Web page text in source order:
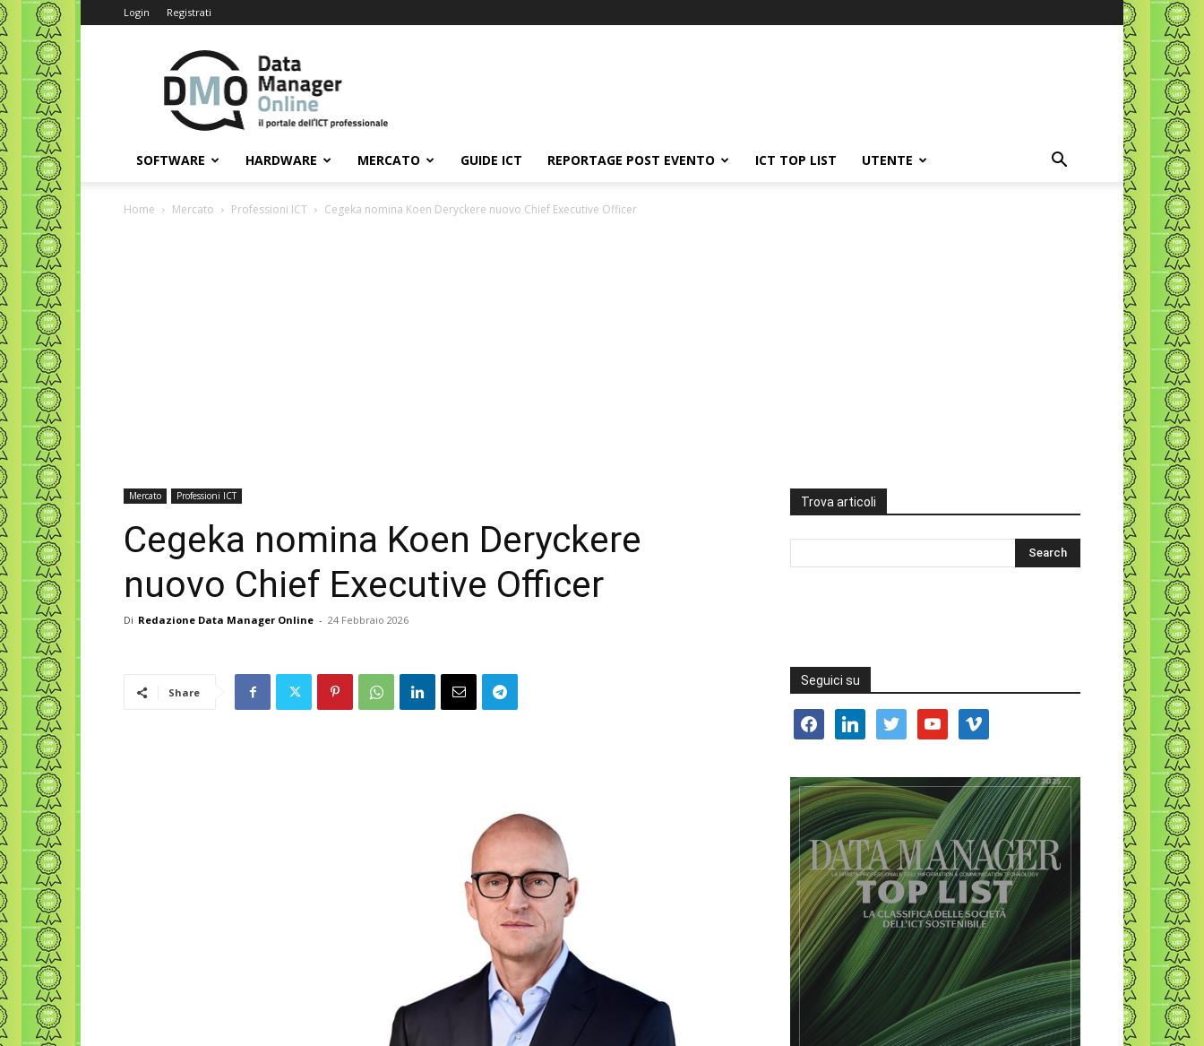
Login Registrati
Data
Manager
Online
SOFTWARE HARDWARE MERCATO GUIDE ICT REPORTAGE POST EVENTO ICT TOP LIST UTENTE
Home Mercato Professioni ICT Cegeka nomina Koen Deryckere nuovo Chief Executive Officer
Mercato Professioni ICT
Cegeka nomina Koen Deryckere
nuovo Chief Executive Officer
Di Redazione Data Manager Online - 24 Febbraio 2026
Share
Trova articoli
Seguici su
facebooklinkedin twitter youtube vimeo